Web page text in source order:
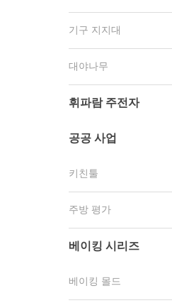
기구 지지대
대야나무
휘파람 주전자
공공 사업
키친툴
주방 평가
베이킹 시리즈
베이킹 몰드